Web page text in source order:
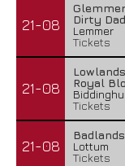
21-08
Dirty
Lemmer
Tickets
21-08
Royal
Tickets
21-08
Lottum
Tickets